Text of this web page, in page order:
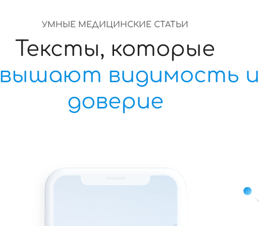
УМНЫЕ МЕДИЦИНСКИЕ СТАТЬИ
Тексты, которые
видимость и
доверие